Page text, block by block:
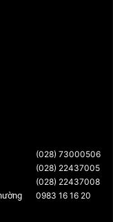
(028) 73000506
(028) 22437005
(028) 22437008
0983 16 16 20